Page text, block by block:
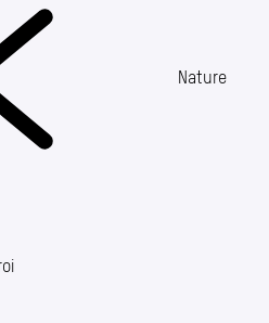
Nature